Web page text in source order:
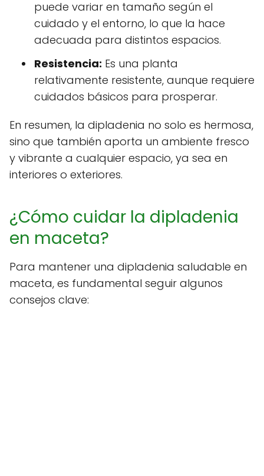
puede variar en tamaño según el
cuidado y el entorno, lo que la hace
adecuada para distintos espacios.
Resistencia: Es una planta
relativamente resistente, aunque requiere
cuidados básicos para prosperar.
En resumen, la dipladenia no solo es hermosa,
sino que también aporta un ambiente fresco
y vibrante a cualquier espacio, ya sea en
interiores o exteriores.
¿Cómo cuidar la dipladenia
en maceta?
Para mantener una dipladenia saludable en
maceta, es fundamental seguir algunos
consejos clave: